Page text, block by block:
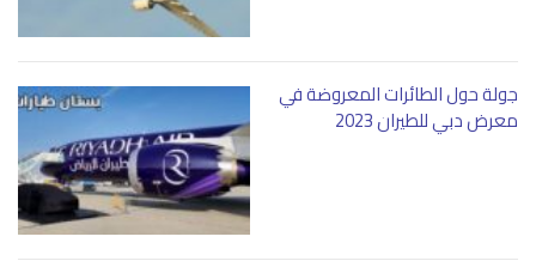
جولة حول الطائرات المعروضة في
معرض دبي للطيران 2023